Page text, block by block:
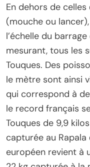
En dehors de
(mouche ou
l’échelle du
mesurant, tous les
Touques. Des
le mètre sont ainsi
qui correspond à
le record français
Touques de 9,9
capturée au
européen revient à